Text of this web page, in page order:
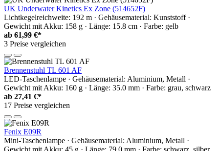
UK Underwater Kinetics Ex Zone (514652F)
Lichtkegelreichweite: 192 m · Gehäusematerial: Kunststoff ·
Gewicht mit Akku: 158 g · Länge: 15.8 cm · Farbe: gelb
ab 61,99 €*
3 Preise vergleichen
Brennenstuhl TL 601 AF
LED-Taschenlampe · Gehäusematerial: Aluminium, Metall ·
Gewicht mit Akku: 160 g · Länge: 35.0 mm · Farbe: grau, schwarz
ab 27,41 €*
17 Preise vergleichen
Fenix E09R
Mini-Taschenlampe · Gehäusematerial: Aluminium, Metall ·
Gewicht mit Akku: 45 g · Länge: 79.0 mm · Farbe: schwarz, silber